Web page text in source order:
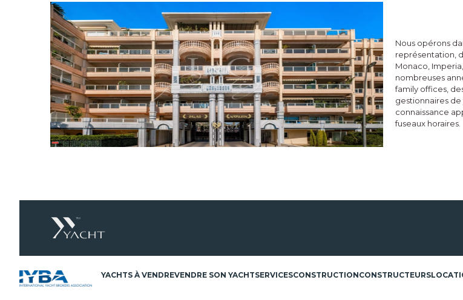
Nous opérons
représentation,
Monaco,
nombreuses
family offices,
gestionnaires de
connaissance
fuseaux horaires.
YACHTS À VENDREVENDRE SON YACHTSERVICESCONSTRUCTIONCONSTRUCTEURS